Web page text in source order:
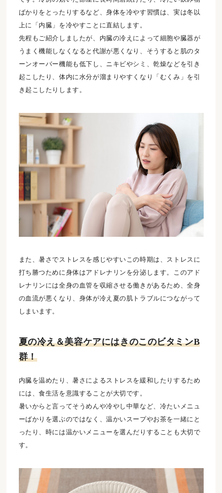
ばかりをとったりするなど、身体を冷やす習慣は、実は冬以
上に「内臓」を冷やすことに直結します。
先程もご紹介しましたが、内臓の冷えによって細胞や臓器が
うまく機能しなくなると代謝が悪くなり、そうすると肌のタ
ーンオーバー機能も低下し、ニキビやシミ、乾燥などを引き
起こしたり、体内に水分が溜まりやすくなり「むくみ」を引
き起こしたりします。
また、暑さでストレスを感じやすいこの時期は、ストレスに
打ち勝つために身体はアドレナリンを分泌します。このアド
レナリンには全身の血管を収縮させる働きがあるため、全身
の血流が悪くなり、身体が冷え夏の肌トラブルにつながって
しまいます。
夏の冷え＆美容ケアにはきのこのビタミンB
群！
内臓を温めたり、暑さによるストレスを緩和したりするため
には、食生活を意識することが大切です。
暑いからと言ってそうめんや冷やし中華など、冷たいメニュ
ーばかりを選ぶのではなく、温かいスープやお茶を一緒にと
ったり、時には温かいメニューを選んだりすることも大切で
す。